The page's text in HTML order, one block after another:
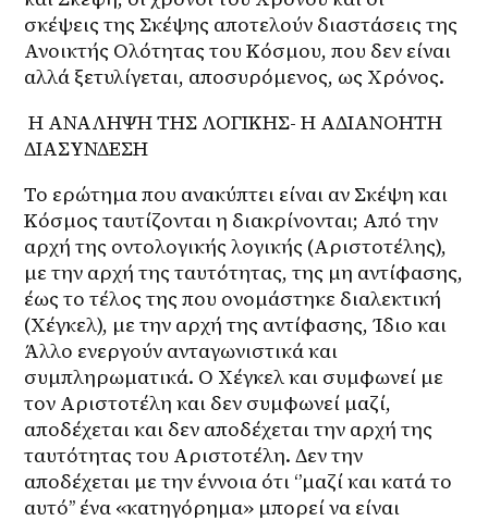
σκέψεις της Σκέψης αποτελούν διαστάσεις της
Ανοικτής Ολότητας του Κόσμου, που δεν είναι
αλλά ξετυλίγεται, αποσυρόμενος, ως Χρόνος.
Η ΑΝΑΛΗΨΗ ΤΗΣ ΛΟΓΙΚΗΣ- Η ΑΔΙΑΝΟΗΤΗ
ΔΙΑΣΥΝΔΕΣΗ
Το ερώτημα που ανακύπτει είναι αν Σκέψη και
Κόσμος ταυτίζονται η διακρίνονται; Από την
αρχή της οντολογικής λογικής (Αριστοτέλης),
με την αρχή της ταυτότητας, της μη αντίφασης,
έως το τέλος της που ονομάστηκε διαλεκτική
(Χέγκελ), με την αρχή της αντίφασης, Ίδιο και
Άλλο ενεργούν ανταγωνιστικά και
συμπληρωματικά. Ο Χέγκελ και συμφωνεί με
τον Αριστοτέλη και δεν συμφωνεί μαζί,
αποδέχεται και δεν αποδέχεται την αρχή της
ταυτότητας του Αριστοτέλη. Δεν την
αποδέχεται με την έννοια ότι ‘’μαζί και κατά το
αυτό’’ ένα «κατηγόρημα» μπορεί να είναι